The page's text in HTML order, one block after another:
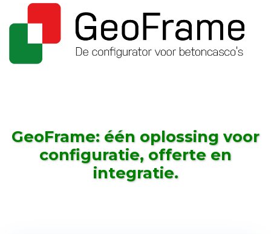
GeoFrame: één oplossing voor
configuratie, offerte en
integratie.